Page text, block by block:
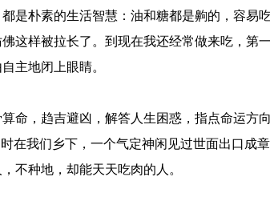
是朴素的生活智慧：油和糖都是齁的，容易吃
这样被拉长了。到现在我还经常做来吃，第
主地闭上眼睛。
命，趋吉避凶，解答人生困惑，指点命运方
在我们乡下，一个气定神闲见过世面出口成
不种地，却能天天吃肉的人。